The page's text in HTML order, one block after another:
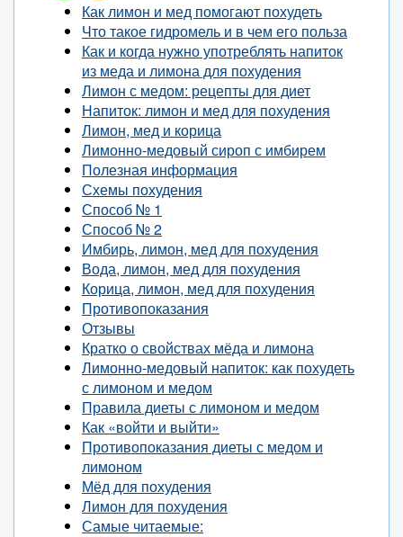
Как лимон и мед помогают похудеть
Что такое гидромель и в чем его польза
Как и когда нужно употреблять напиток
из меда и лимона для похудения
Лимон с медом: рецепты для диет
Напиток: лимон и мед для похудения
Лимон, мед и корица
Лимонно-медовый сироп с имбирем
Полезная информация
Схемы похудения
Способ № 1
Способ № 2
Имбирь, лимон, мед для похудения
Вода, лимон, мед для похудения
Корица, лимон, мед для похудения
Противопоказания
Отзывы
Кратко о свойствах мёда и лимона
Лимонно-медовый напиток: как похудеть
с лимоном и медом
Правила диеты с лимоном и медом
Как «войти и выйти»
Противопоказания диеты с медом и
лимоном
Мёд для похудения
Лимон для похудения
Самые читаемые: